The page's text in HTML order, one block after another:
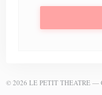
© 2026 LE PETIT THEATRE —